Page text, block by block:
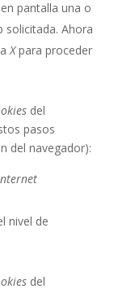
pantalla una o
solicitada. Ahora
Xpara proceder
del
pasos
del navegador):
nivel de
del